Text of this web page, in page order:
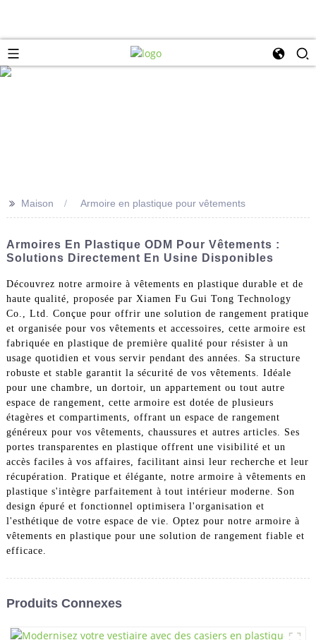
>> Maison Armoire en plastique pour vêtements
Armoires En Plastique ODM Pour Vêtements :
Solutions Directement En Usine Disponibles
Découvrez notre armoire à vêtements en plastique durable et de
haute qualité, proposée par Xiamen Fu Gui Tong Technology
Co., Ltd. Conçue pour offrir une solution de rangement pratique
et organisée pour vos vêtements et accessoires, cette armoire est
fabriquée en plastique de première qualité pour résister à un
usage quotidien et vous servir pendant des années. Sa structure
robuste et stable garantit la sécurité de vos vêtements. Idéale
pour une chambre, un dortoir, un appartement ou tout autre
espace de rangement, cette armoire est dotée de plusieurs
étagères et compartiments, offrant un espace de rangement
généreux pour vos vêtements, chaussures et autres articles. Ses
portes transparentes en plastique offrent une visibilité et un
accès faciles à vos affaires, facilitant ainsi leur recherche et leur
récupération. Pratique et élégante, notre armoire à vêtements en
plastique s'intègre parfaitement à tout intérieur moderne. Son
design épuré et fonctionnel optimisera l'organisation et
l'esthétique de votre espace de vie. Optez pour notre armoire à
vêtements en plastique pour une solution de rangement fiable et
efficace.
Produits Connexes